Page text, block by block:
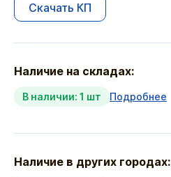
Скачать КП
Наличие на складах:
В наличии: 1 шт Подробнее
Наличие в других городах: